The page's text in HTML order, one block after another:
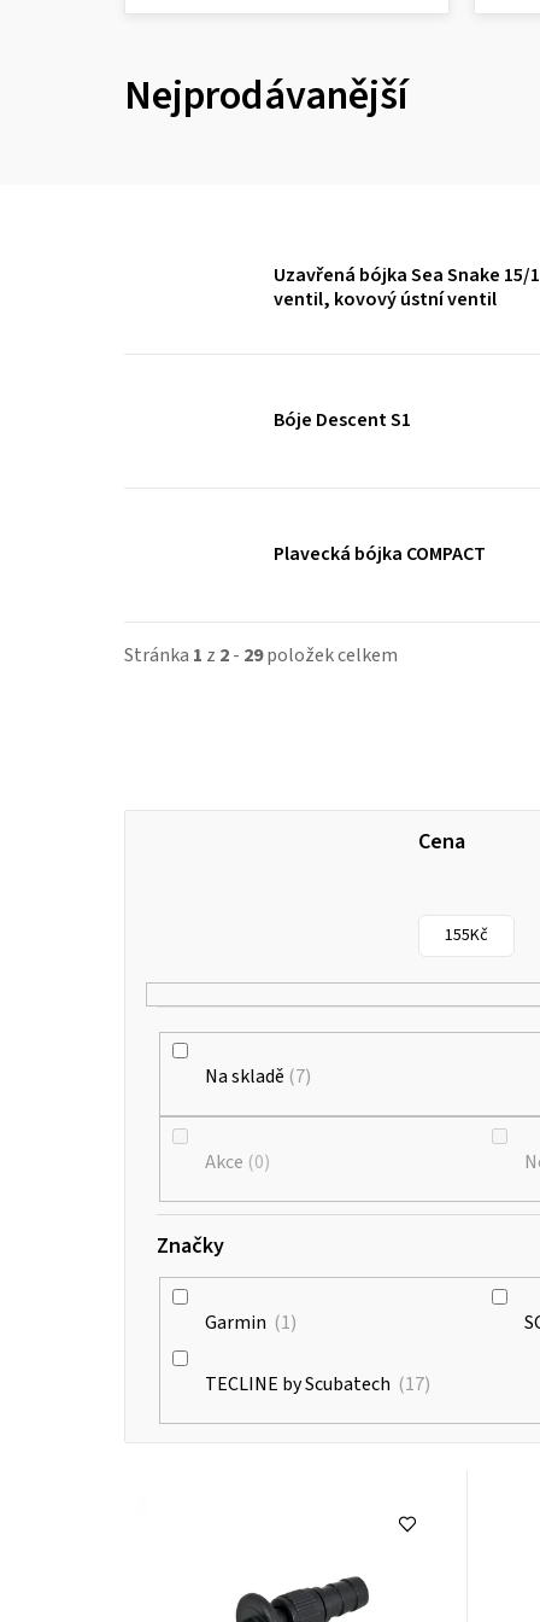
Nejprodávanější
Uzavřená bójka Sea Snake
ventil, kovový ústní ventil
Bóje Descent S1
Plavecká bójka COMPACT
Stránka 1 z 2- 29položek celkem
Cena
155Kč
Na skladě 7
Akce 0
Značky
Garmin 1
TECLINE by Scubatech 17